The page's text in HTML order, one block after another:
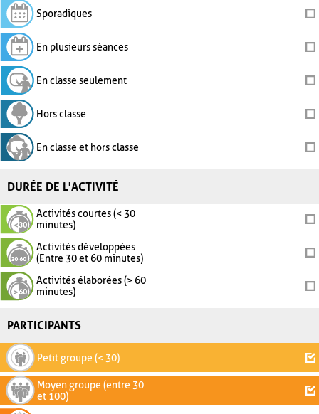
Sporadiques
En plusieurs séances
En classe seulement
Hors classe
En classe et hors classe
DURÉE DE L'ACTIVITÉ
Activités courtes (< 30
minutes)
Activités développées
(Entre 30 et 60 minutes)
Activités élaborées (> 60
minutes)
PARTICIPANTS
Petit groupe (< 30)
Moyen groupe (entre 30
et 100)